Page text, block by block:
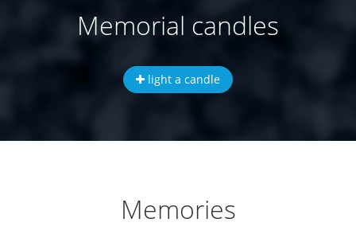
Memorial candles
light a candle
Memories